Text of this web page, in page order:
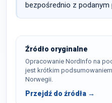
bezpośrednio z podanym
Źródło oryginalne
Opracowanie NordInfo na
jest krótkim
Norwegii.
Przejdź do źródła →